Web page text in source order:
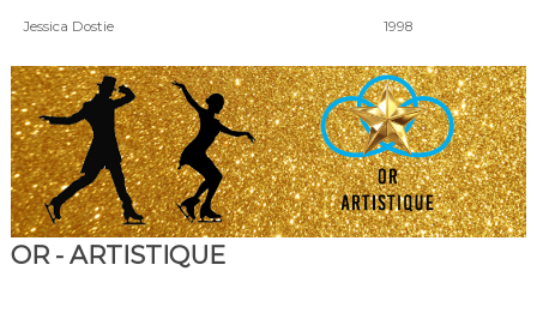
Jessica Dostie 1998
OR - ARTISTIQUE